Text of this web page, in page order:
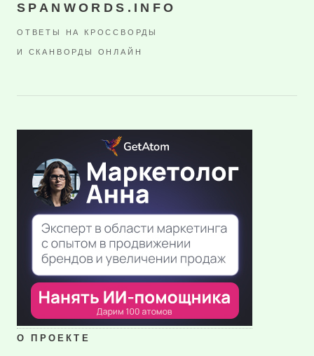
SPANWORDS.INFO
ОТВЕТЫ НА КРОССВОРДЫ
И СКАНВОРДЫ ОНЛАЙН
О ПРОЕКТЕ